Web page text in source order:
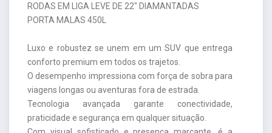
RODAS EM LIGA LEVE DE 22" DIAMANTADAS
PORTA MALAS 450L
Luxo e robustez se unem em um SUV que entrega
conforto premium em todos os trajetos.
O desempenho impressiona com força de sobra para
viagens longas ou aventuras fora de estrada.
Tecnologia avançada garante conectividade,
praticidade e segurança em qualquer situação.